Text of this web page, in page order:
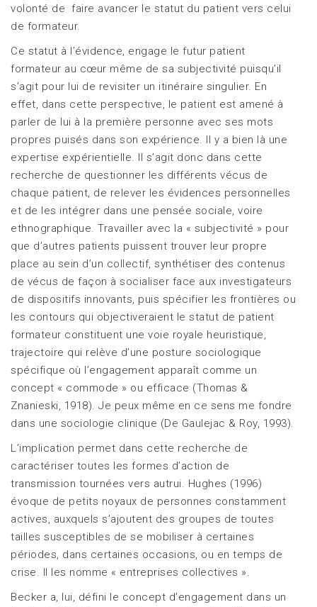
volonté de faire avancer le statut du patient vers celui
de formateur.
Ce statut à l’évidence, engage le futur patient
formateur au cœur même de sa subjectivité puisqu’il
s’agit pour lui de revisiter un itinéraire singulier. En
effet, dans cette perspective, le patient est amené à
parler de lui à la première personne avec ses mots
propres puisés dans son expérience. Il y a bien là une
expertise expérientielle. Il s’agit donc dans cette
recherche de questionner les différents vécus de
chaque patient, de relever les évidences personnelles
et de les intégrer dans une pensée sociale, voire
ethnographique. Travailler avec la « subjectivité » pour
que d’autres patients puissent trouver leur propre
place au sein d’un collectif, synthétiser des contenus
de vécus de façon à socialiser face aux investigateurs
de dispositifs innovants, puis spécifier les frontières ou
les contours qui objectiveraient le statut de patient
formateur constituent une voie royale heuristique,
trajectoire qui relève d’une posture sociologique
spécifique où l’engagement apparaît comme un
concept « commode » ou efficace (Thomas &
Znanieski, 1918). Je peux même en ce sens me fondre
dans une sociologie clinique (De Gaulejac & Roy, 1993).
L’implication permet dans cette recherche de
caractériser toutes les formes d’action de
transmission tournées vers autrui. Hughes (1996)
évoque de petits noyaux de personnes constamment
actives, auxquels s’ajoutent des groupes de toutes
tailles susceptibles de se mobiliser à certaines
périodes, dans certaines occasions, ou en temps de
crise. Il les nomme « entreprises collectives ».
Becker a, lui, défini le concept d’engagement dans un